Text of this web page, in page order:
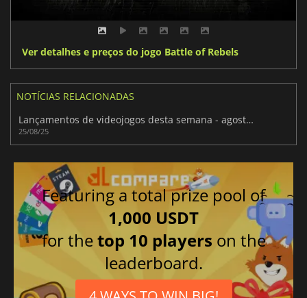
Ver detalhes e preços do jogo Battle of Rebels
NOTÍCIAS RELACIONADAS
Lançamentos de videojogos desta semana - agosto de 2025 (Semana 35)
25/08/25
Featuring a total prize pool of
1,000 USDT
for thetop 10 players on the
leaderboard.